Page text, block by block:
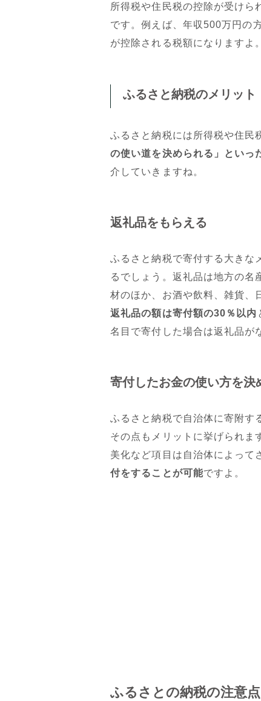
所得税や住民税の控除が受け
です。例えば、年収500万円の
が控除される税額になりますよ。
ふるさと納税のメリット
ふるさと納税には所得税や住民
の使い道を決められる」といっ
介していきますね。
返礼品をもらえる
ふるさと納税で寄付する大きな
るでしょう。返礼品は地方の名
材のほか、お酒や飲料、雑貨、
返礼品の額は寄付額の30％以内
名目で寄付した場合は返礼品が
寄付したお金の使い方を決
ふるさと納税で自治体に寄附す
その点もメリットに挙げられま
美化など項目は自治体によって
付をすることが可能ですよ。
ふるさとの納税の注意点